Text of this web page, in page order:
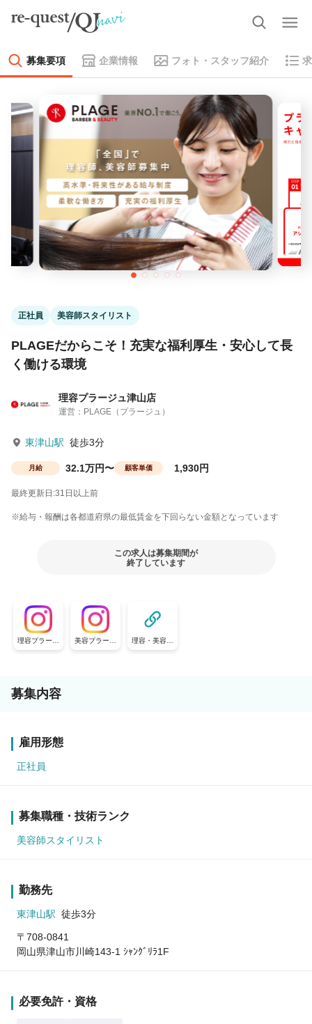
募集要項 企業情報 フォト・スタッフ紹介
正社員 美容師スタイリスト
PLAGEだからこそ！充実な福利厚生・安心して長
く働ける環境
理容プラージュ津山店
運営：PLAGE（プラージュ）
東津山駅 徒歩3分
月給 32.1万円〜 顧客単価 1,930円
最終更新日:31日以上前
※給与・報酬は各都道府県の最低賃金を下回らない金額となっています
この求人は募集期間が
終了しています
理容プラージ
ュ【公式採用
美容プラージ
ュ【公式採用
理容・美容プ
ラージュ【公
募集内容
雇用形態
正社員
募集職種・技術ランク
美容師スタイリスト
勤務先
東津山駅 徒歩3分
〒708-0841
岡山県津山市川崎143-1 ｼｬﾝｸﾞﾘﾗ1F
必要免許・資格